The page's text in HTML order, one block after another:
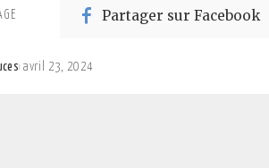
Partager sur Facebook
avril 23, 2024